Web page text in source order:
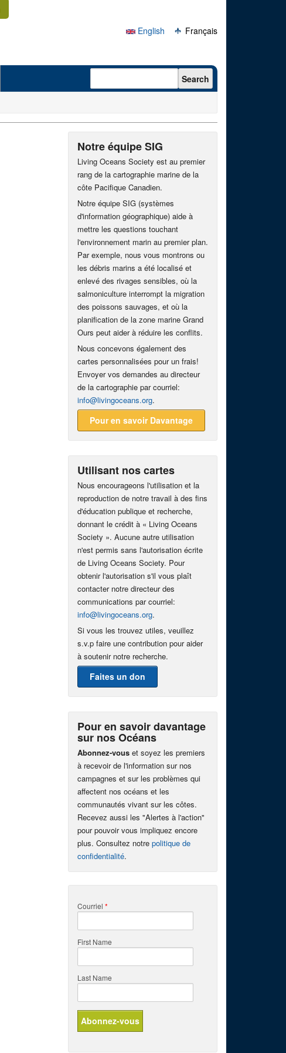
English
Français
Search form Search
Notre équipe SIG
Living Oceans Society est au premier
rang de la cartographie marine de la
côte Pacifique Canadien.
Notre équipe SIG (systèmes
d'information géographique) aide à
mettre les questions touchant
l'environnement marin au premier plan.
Par exemple, nous vous montrons ou
les débris marins a été localisé et
enlevé des rivages sensibles, où la
salmoniculture interrompt la migration
des poissons sauvages, et où la
planification de la zone marine Grand
Ours peut aider à réduire les conflits.
Nous concevons également des
cartes personnalisées pour un frais!
Envoyer vos demandes au directeur
de la cartographie par courriel:
info@livingoceans.org.
Pour en savoir Davantage
Utilisant nos cartes
Nous encourageons l'utilisation et la
reproduction de notre travail à des fins
d'éducation publique et recherche,
donnant le crédit à « Living Oceans
Society ». Aucune autre utilisation
n'est permis sans l'autorisation écrite
de Living Oceans Society. Pour
obtenir l'autorisation s'il vous plaît
contacter notre directeur des
communications par courriel:
info@livingoceans.org.
Si vous les trouvez utiles, veuillez
s.v.p faire une contribution pour aider
à soutenir notre recherche.
Faites un don
Pour en savoir davantage
sur nos Océans
Abonnez-vous et soyez les premiers
à recevoir de l'information sur nos
campagnes et sur les problèmes qui
affectent nos océans et les
communautés vivant sur les côtes.
Recevez aussi les "Alertes à l'action"
pour pouvoir vous impliquez encore
plus. Consultez notre politique de
confidentialité.
Courriel *
First Name
Last Name